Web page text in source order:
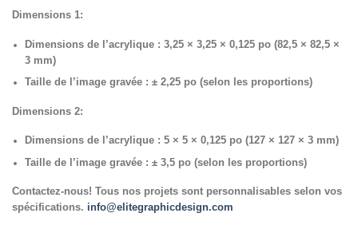
Dimensions 1:
Dimensions de l’acrylique : 3,25 × 3,25 × 0,125 po (82,5 × 82,5 ×
3 mm)
Taille de l’image gravée : ± 2,25 po (selon les proportions)
Dimensions 2:
Dimensions de l’acrylique : 5 × 5 × 0,125 po (127 × 127 × 3 mm)
Taille de l’image gravée : ± 3,5 po (selon les proportions)
Contactez-nous! Tous nos projets sont personnalisables selon vos
spécifications. info@elitegraphicdesign.com